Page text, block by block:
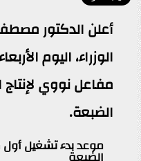
أعلن الدكتور
الوزراء، اليوم
مفاعل نووي
الضبعة.
موعد بدء تشغيل